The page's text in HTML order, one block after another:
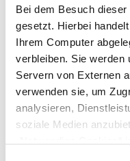
Bei dem Besuch
gesetzt. Hierbei
Ihrem Computer
verbleiben. Sie werden
Servern von Externen
verwenden sie, um
analysieren,
soziale Medien
Neue Suche
Bürgermeister
willkommen